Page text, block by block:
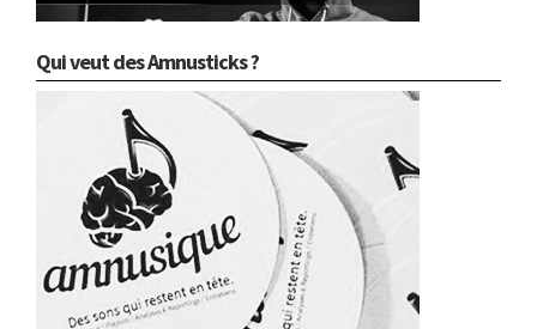
Qui veut des Amnusticks ?